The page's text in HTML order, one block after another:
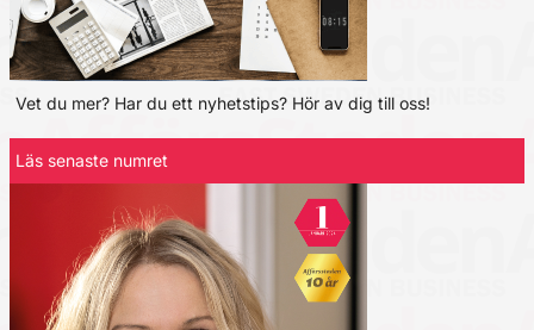
Vet du mer? Har du ett nyhetstips? Hör av dig till oss!
Läs senaste numret